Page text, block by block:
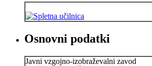
Osnovni podatki
Javni vzgojno-izobraževalni zavod